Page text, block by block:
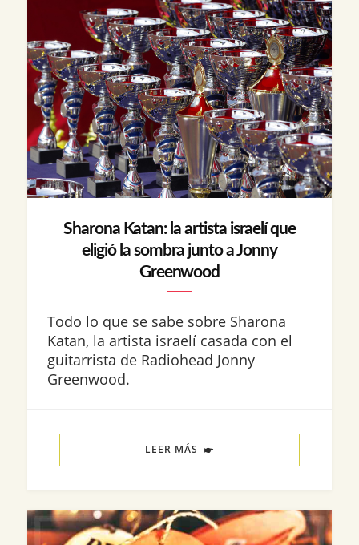
Sharona Katan: la artista israelí que
eligió la sombra junto a Jonny
Greenwood
Todo lo que se sabe sobre Sharona
Katan, la artista israelí casada con el
guitarrista de Radiohead Jonny
Greenwood.
LEER MÁS